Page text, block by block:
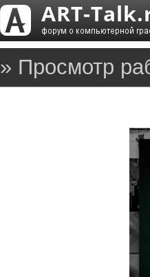
» Просмотр